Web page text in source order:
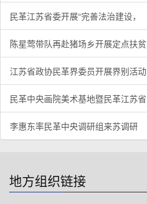
民革江苏省委开展“完善法治建设，
陈星莺带队再赴猪场乡开展定点扶贫
江苏省政协民革界委员开展界别活动
民革中央画院美术基地暨民革江苏省
李惠东率民革中央调研组来苏调研
地方组织链接